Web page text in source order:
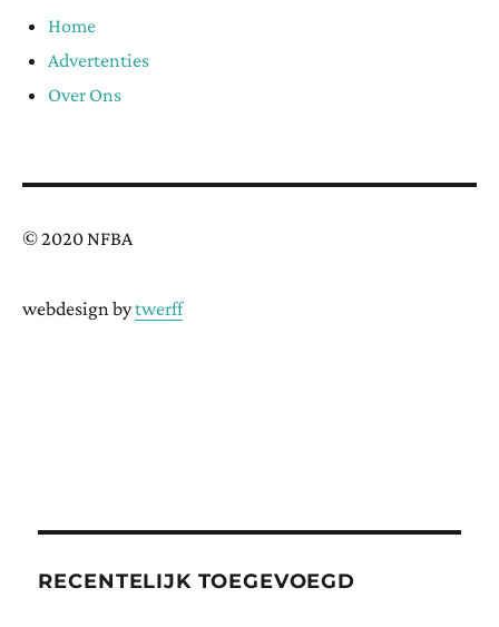
Home
Advertenties
Over Ons
© 2020 NFBA
webdesign bytwerff
RECENTELIJK TOEGEVOEGD